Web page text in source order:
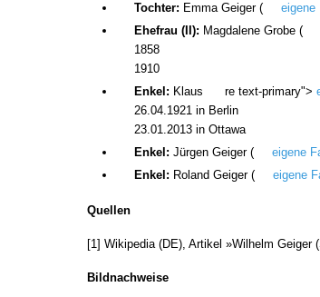
Tochter: Emma Geiger ( eigene
Ehefrau (II): Magdalene Grobe (
1858
1910
Enkel: Klaus re text-primary">
26.04.1921 in Berlin
23.01.2013 in Ottawa
Enkel: Jürgen Geiger ( eigene
Enkel: Roland Geiger ( eigene
Quellen
[1] Wikipedia (DE), Artikel »Wilhelm Geiger
Bildnachweise